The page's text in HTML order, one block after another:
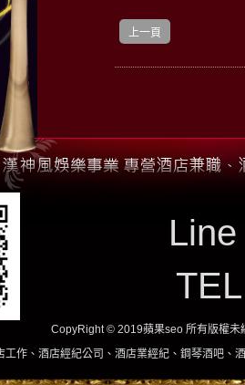
上一頁
CopyRight © 2019蘋果seo 所有版權未
司、酒店業經紀、鋼琴酒吧、酒店小姐、